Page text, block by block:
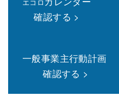
確認する >
一般事業主行動計画
確認する >